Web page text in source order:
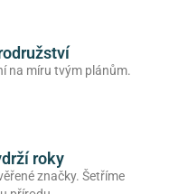
na míru tvým plánům.
roky
značky. Šetříme